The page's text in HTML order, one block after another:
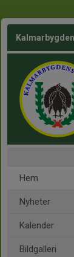
Hem
Nyheter
Kalender
Bildgalleri